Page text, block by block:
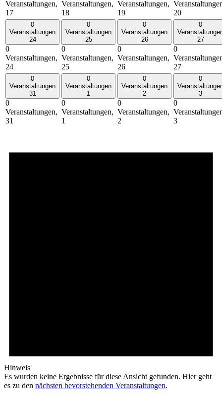
Veranstaltungen,
17
Veranstaltungen,
18
Veranstaltungen,
19
20
0
Veranstaltungen
24
0
Veranstaltungen,
24
0
Veranstaltungen
25
0
Veranstaltungen,
25
0
Veranstaltungen
26
0
Veranstaltungen,
26
0
27
0
27
0
Veranstaltungen
31
0
Veranstaltungen,
31
0
Veranstaltungen
1
0
Veranstaltungen,
1
0
Veranstaltungen
2
0
Veranstaltungen,
2
0
3
0
3
Hinweis
Es wurden keine Ergebnisse für diese Ansicht gefunden. Hier geht
es zu den nächsten bevorstehenden Veranstaltungen.